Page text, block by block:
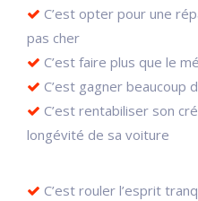
C’est opter pour une
pas cher
C’est faire plus que le
C’est gagner beaucoup
C’est rentabiliser son
longévité de sa voiture
C’est rouler l’esprit